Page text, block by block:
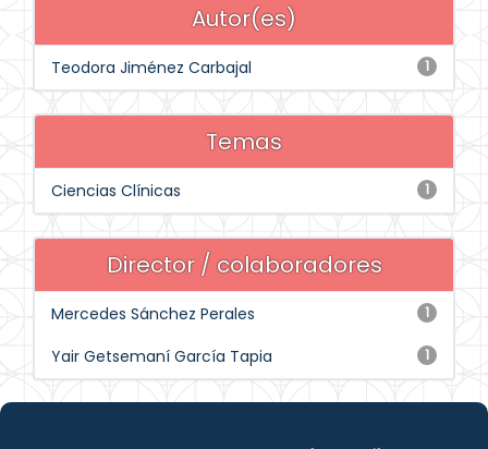
Autor(es)
1
Teodora Jiménez Carbajal
Temas
1
Ciencias Clínicas
Director / colaboradores
1
Mercedes Sánchez Perales
1
Yair Getsemaní García Tapia